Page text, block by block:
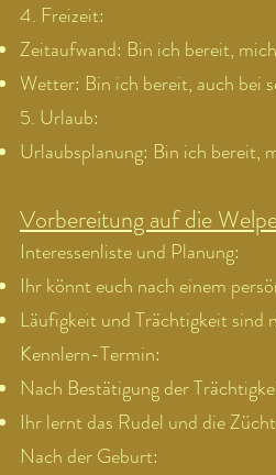
4. Freizeit:
Zeitaufwand: Bin ich bereit,
Wetter: Bin ich bereit, auch bei
5. Urlaub:
Urlaubsplanung: Bin ich bereit,
Vorbereitung auf die
Interessenliste und Planung:
Ihr könnt euch nach einem
Läufigkeit und Trächtigkeit sind
Kennlern-Termin:
Nach Bestätigung der
Ihr lernt das Rudel und die
Nach der Geburt: